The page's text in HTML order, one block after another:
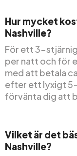
Hur mycket
Nashville?
För ett 3-
per natt och för
med att betala
efter ett lyxigt 5-
förvänta dig att
Vilket är det
Nashville?